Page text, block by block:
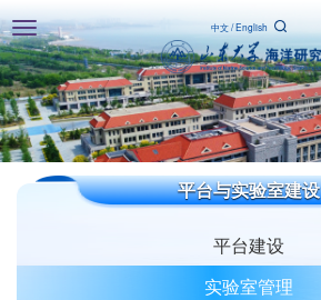
Toggle
navigation
中文/English
平台与实验室建设
平台建设
实验室管理